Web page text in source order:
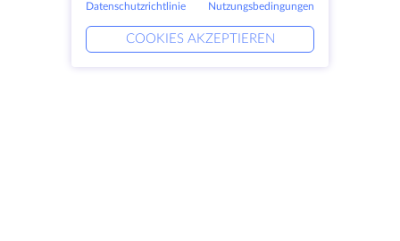
Datenschutzrichtlinie Nutzungsbedingungen
COOKIES AKZEPTIEREN